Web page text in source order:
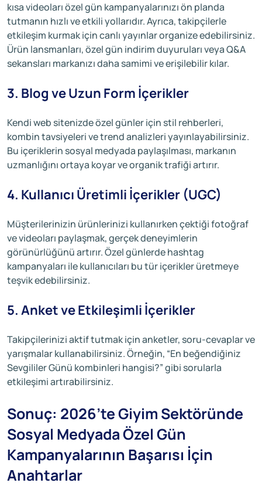
kısa videoları özel gün kampanyalarınızı ön planda
tutmanın hızlı ve etkili yollarıdır. Ayrıca, takipçilerle
etkileşim kurmak için canlı yayınlar organize edebilirsiniz.
Ürün lansmanları, özel gün indirim duyuruları veya Q&A
sekansları markanızı daha samimi ve erişilebilir kılar.
3. Blog ve Uzun Form İçerikler
Kendi web sitenizde özel günler için stil rehberleri,
kombin tavsiyeleri ve trend analizleri yayınlayabilirsiniz.
Bu içeriklerin sosyal medyada paylaşılması, markanın
uzmanlığını ortaya koyar ve organik trafiği artırır.
4. Kullanıcı Üretimli İçerikler (UGC)
Müşterilerinizin ürünlerinizi kullanırken çektiği fotoğraf
ve videoları paylaşmak, gerçek deneyimlerin
görünürlüğünü artırır. Özel günlerde hashtag
kampanyaları ile kullanıcıları bu tür içerikler üretmeye
teşvik edebilirsiniz.
5. Anket ve Etkileşimli İçerikler
Takipçilerinizi aktif tutmak için anketler, soru-cevaplar ve
yarışmalar kullanabilirsiniz. Örneğin, “En beğendiğiniz
Sevgililer Günü kombinleri hangisi?” gibi sorularla
etkileşimi artırabilirsiniz.
Sonuç: 2026’te Giyim Sektöründe
Sosyal Medyada Özel Gün
Kampanyalarının Başarısı İçin
Anahtarlar